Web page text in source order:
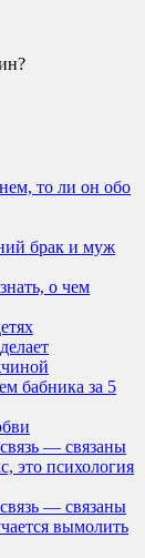
то ли он обо
брак и муж
о чем
бабника за 5
— связаны
это психология
— связаны
вымолить